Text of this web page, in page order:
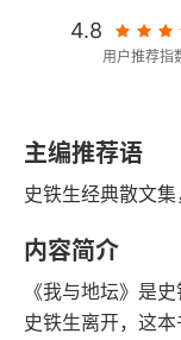
4.8
用户推荐指
128千字
字数
2018-03-
发行日期
主编推荐语
史铁生经典散文
内容简介
《我与地坛》是
史铁生离开，这